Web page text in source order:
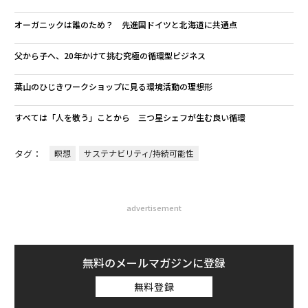
オーガニックは誰のため？ 先進国ドイツと北海道に共通点
父から子へ、20年かけて挑む究極の循環型ビジネス
葉山のひじきワークショップに見る環境活動の理想形
すべては「人を敬う」ことから 三つ星シェフが生む良い循環
タグ： 瞑想 サステナビリティ/持続可能性
advertisement
無料のメールマガジンに登録
無料登録